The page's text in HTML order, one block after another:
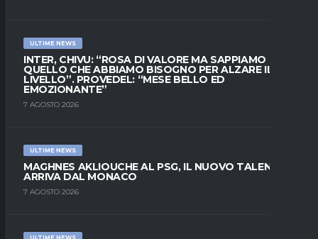
ULTIME NEWS
INTER, CHIVU: “ROSA DI VALORE MA SAPPIAMO
QUELLO CHE ABBIAMO BISOGNO PER ALZARE IL
LIVELLO”. PROVEDEL: “MESE BELLO ED
EMOZIONANTE”
7 AGOSTO 2026
ULTIME NEWS
MAGHNES AKLIOUCHE AL PSG, IL NUOVO TALENTO
ARRIVA DAL MONACO
7 AGOSTO 2026
ULTIME NEWS